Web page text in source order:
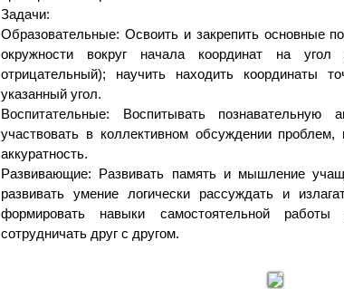
Задачи:
Образовательные: Освоить и закрепить основные
окружности вокруг начала координат на
отрицательный); научить находить координаты
указанный угол.
Воспитательные: Воспитывать познавательную
участвовать в коллективном обсуждении проблем,
аккуратность.
Развивающие: Развивать память и мышление
развивать умение логически рассуждать и
формировать навыки самостоятельной
сотрудничать друг с другом.